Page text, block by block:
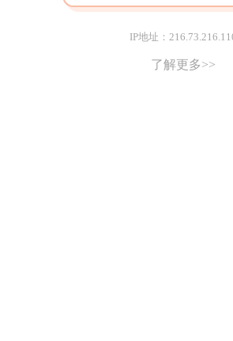
IP地址：
了解更多>>